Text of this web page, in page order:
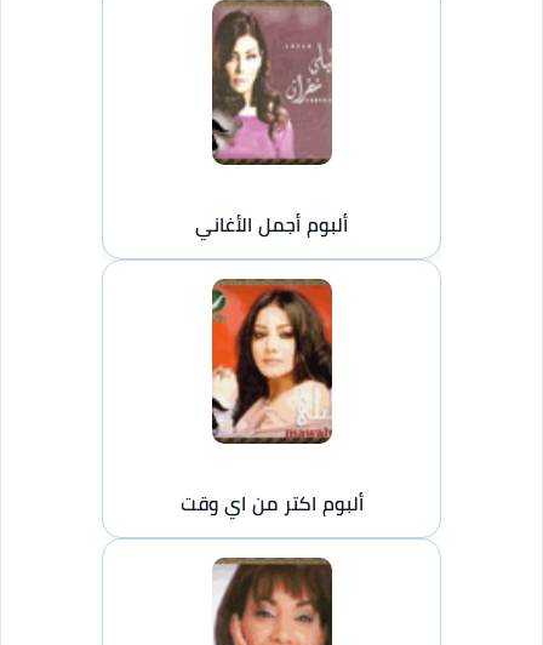
ألبوم أجمل الأغاني
ألبوم اكتر من اي وقت